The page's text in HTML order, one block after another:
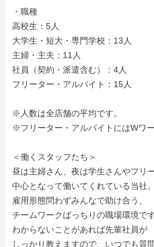
・職種
高校生：5人
大学生・短大・専門学校：13人
主婦・主夫：11人
社員（契約・派遣含む）：4人
フリーター・アルバイト：15人
※人数は全店舗の平均です。
※フリーター・アルバイトにはWワ
＜働くスタッフたち＞
昼は主婦さん、夜は学生さんやフリ
中心となって働いてくれている当社。
雇用形態問わずみんなで助け合う、
チームワークばっちりの職場環境です
わからないことがあれば先輩社員が
しっかり教えますので、いつでも質